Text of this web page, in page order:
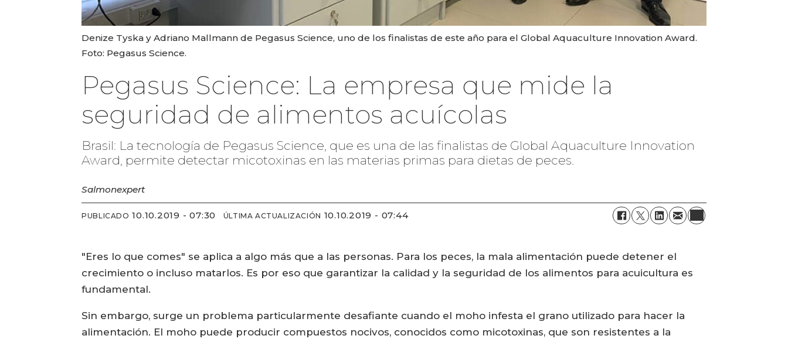
Denize Tyska y Adriano Mallmann de Pegasus Science, uno de los finalistas de este año para el Global Aquaculture Innovation Award.
Foto: Pegasus Science.
Pegasus Science: La empresa que mide la
seguridad de alimentos acuícolas
Brasil: La tecnología de Pegasus Science, que es una de las finalistas de Global Aquaculture Innovation
Award, permite detectar micotoxinas en las materias primas para dietas de peces.
Salmonexpert
PUBLICADO 10.10.2019 - 07:30 ÚLTIMA ACTUALIZACIÓN 10.10.2019 - 07:44
"Eres lo que comes" se aplica a algo más que a las personas. Para los peces, la mala alimentación puede detener el
crecimiento o incluso matarlos. Es por eso que garantizar la calidad y la seguridad de los alimentos para acuicultura es
fundamental.
Sin embargo, surge un problema particularmente desafiante cuando el moho infesta el grano utilizado para hacer la
alimentación. El moho puede producir compuestos nocivos, conocidos como micotoxinas, que son resistentes a la